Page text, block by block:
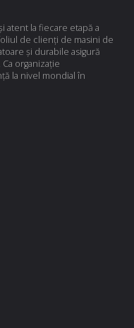
atent la fiecare etapă a
de clienți de masini de
și durabile asigură
organizație
la nivel mondial în